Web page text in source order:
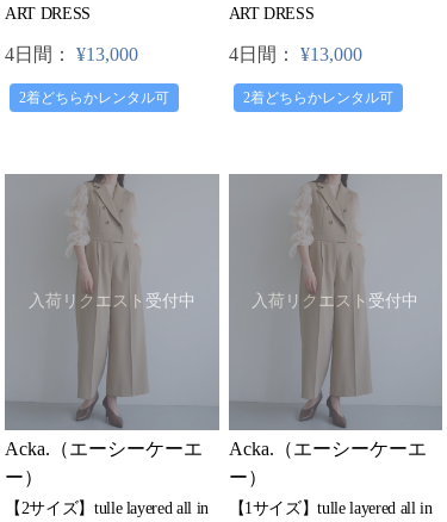
ART DRESS
4日間： ¥13,000
2着どちらかレンタル可
ART DRESS
4日間： ¥13,000
2着どちらかレンタル可
入荷リクエスト受付中
Acka.（エーシーケーエ
ー）
【2サイズ】tulle layered all in
入荷リクエスト受付中
Acka.（エーシーケーエ
ー）
【1サイズ】tulle layered all in